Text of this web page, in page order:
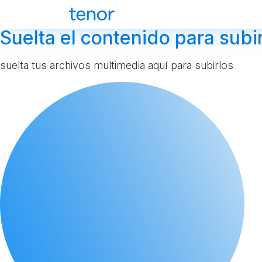
Suelta el contenido para
suelta tus archivos multimedia aquí para subirlos